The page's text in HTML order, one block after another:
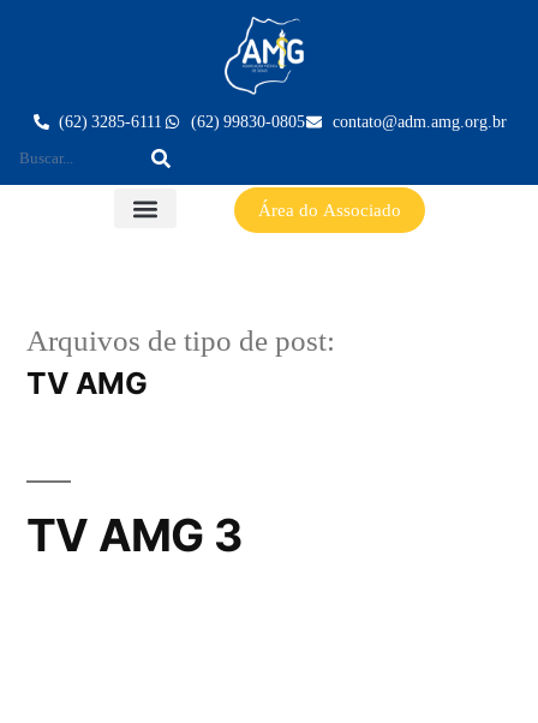
(62) 3285-6111 (62) 99830-0805 contato@adm.amg.org.br
Área do Associado
Arquivos de tipo de post:
TV AMG
TV AMG 3